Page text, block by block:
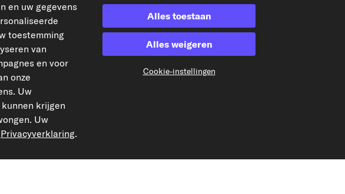
en uw gegevens
toestemming
van
en voor
onze
Uw
krijgen
Uw
Privacyverklaring.
Alles toestaan
Alles weigeren
Cookie-instellingen